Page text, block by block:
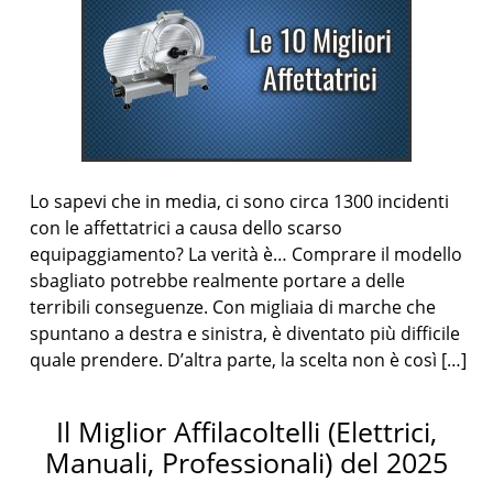
Lo sapevi che in media, ci sono circa 1300 incidenti
con le affettatrici a causa dello scarso
equipaggiamento? La verità è… Comprare il modello
sbagliato potrebbe realmente portare a delle
terribili conseguenze. Con migliaia di marche che
spuntano a destra e sinistra, è diventato più difficile
quale prendere. D’altra parte, la scelta non è così […]
Il Miglior Affilacoltelli (Elettrici,
Manuali, Professionali) del 2025